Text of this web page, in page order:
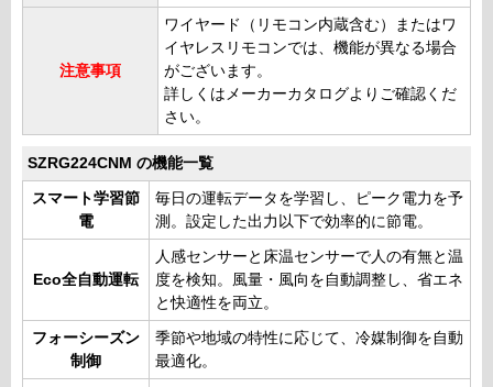
注意事項
ワイヤード（リモコン内蔵含む）またはワ
イヤレスリモコンでは、機能が異なる場合
がございます。
詳しくはメーカーカタログよりご確認くだ
さい。
SZRG224CNM の機能一覧
スマート学習節
電
毎日の運転データを学習し、ピーク電力を予
測。設定した出力以下で効率的に節電。
Eco全自動運転
人感センサーと床温センサーで人の有無と温
度を検知。風量・風向を自動調整し、省エネ
と快適性を両立。
フォーシーズン
制御
季節や地域の特性に応じて、冷媒制御を自動
最適化。